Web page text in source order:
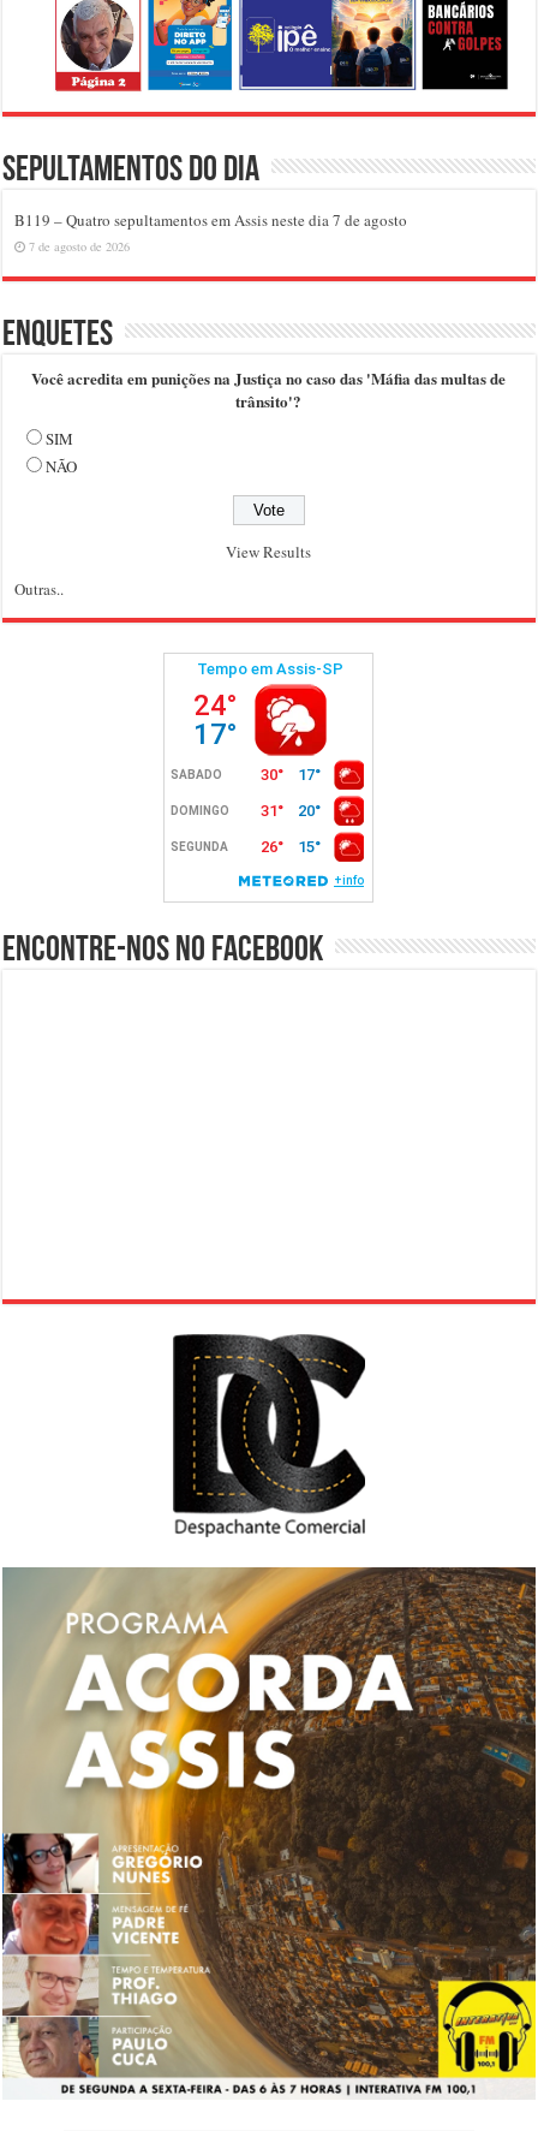
Sepultamentos do dia
B119 – Quatro sepultamentos em Assis neste dia 7 de agosto
7 de agosto de 2026
Enquetes
Você acredita em punições na Justiça no caso das 'Máfia das multas de
trânsito'?
SIM
NÃO
View Results
Outras..
Encontre-nos no Facebook